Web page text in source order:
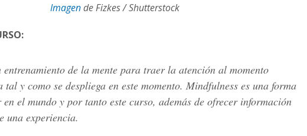
Imagende Fizkes / Shutterstock
entrenamiento de la mente para traer la atención al momento
tal y como se despliega en este momento. Mindfulness es una forma
el mundo y por tanto este curso, además de ofrecer información
una experiencia.